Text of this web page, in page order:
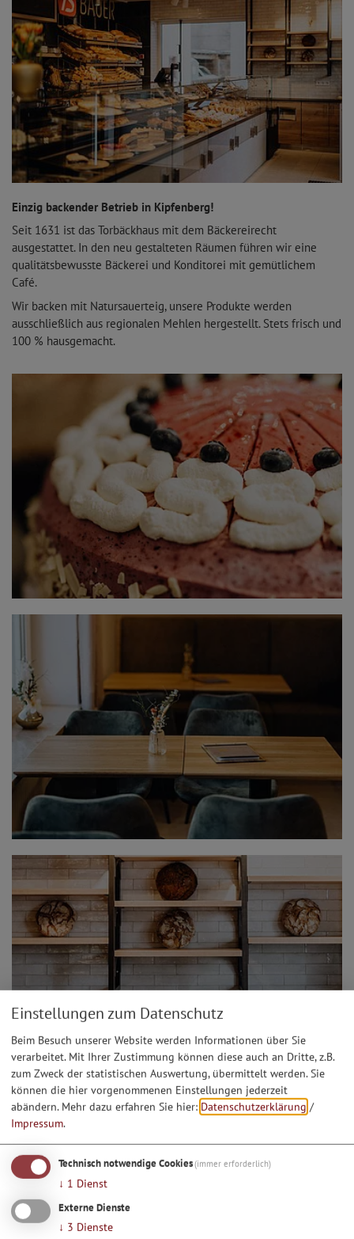
Einzig backender Betrieb in Kipfenberg!
Seit 1631 ist das Torbäckhaus mit dem Bäckereirecht
ausgestattet. In den neu gestalteten Räumen führen wir eine
qualitätsbewusste Bäckerei und Konditorei mit gemütlichem
Café.
Wir backen mit Natursauerteig, unsere Produkte werden
ausschließlich aus regionalen Mehlen hergestellt. Stets frisch und
100 % hausgemacht.
Kulinarische Besonderheiten
RIESENWINDBEUTEL gefüllt mit selbsthergestelltem Eis,
Sahne und frischen Früchten
Probieren Sie unsere Brotspezialität: Limeslaib aus
ungespritztem Getreide
Brot des Monats (wechselnde Brotkreationen)
Einstellungen zum Datenschutz
Beim Besuch unserer Website werden Informationen über Sie
verarbeitet. Mit Ihrer Zustimmung können diese auch an Dritte, z.B.
zum Zweck der statistischen Auswertung, übermittelt werden. Sie
können die hier vorgenommenen Einstellungen jederzeit
abändern. Mehr dazu erfahren Sie hier: Datenschutzerklärung /
Impressum.
Technisch notwendige Cookies(immer erforderlich)
↓ 1 Dienst
Externe Dienste
↓ 3 Dienste